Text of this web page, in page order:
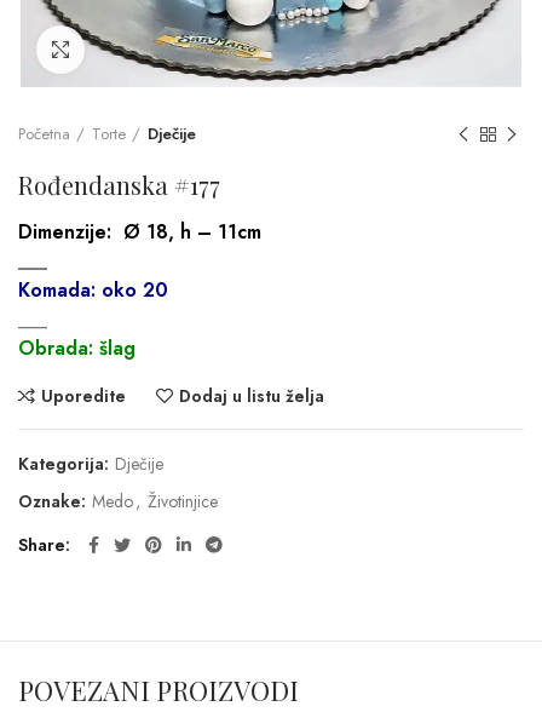
Click to enlarge
Početna Torte Dječije
Rođendanska #177
Dimenzije: Ø 18, h – 11cm
___
Komada: oko 20
Obrada: šlag
Uporedite Dodaj u listu želja
Kategorija: Dječije
Oznake: Medo, Životinjice
Share
POVEZANI PROIZVODI